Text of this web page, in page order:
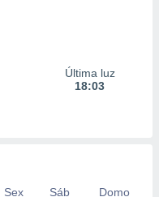
Última luz
18:03
Sex Sáb
Domo